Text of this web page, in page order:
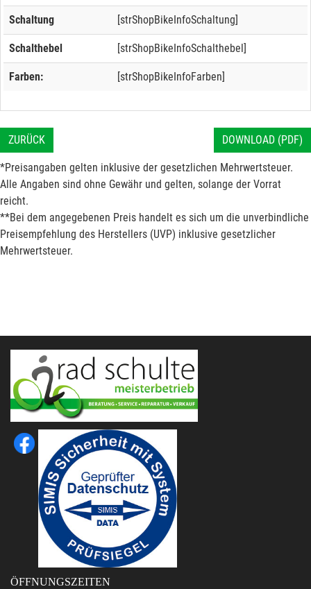
Schaltung [strShopBikeInfoSchaltung]
Schalthebel [strShopBikeInfoSchalthebel]
Farben: [strShopBikeInfoFarben]
ZURÜCK DOWNLOAD (PDF)
*Preisangaben gelten inklusive der gesetzlichen Mehrwertsteuer.
Alle Angaben sind ohne Gewähr und gelten, solange der Vorrat
reicht.
**Bei dem angegebenen Preis handelt es sich um die unverbindliche
Preisempfehlung des Herstellers (UVP) inklusive gesetzlicher
Mehrwertsteuer.
ÖFFNUNGSZEITEN